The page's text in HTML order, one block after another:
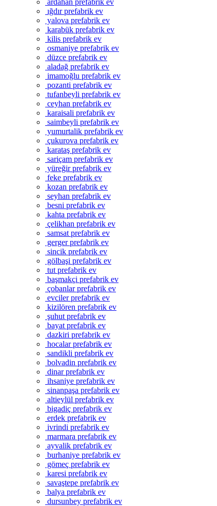
ardahan prefabrik ev
ığdır prefabrik ev
yalova prefabrik ev
karabük prefabrik ev
kilis prefabrik ev
osmaniye prefabrik ev
düzce prefabrik ev
aladağ prefabrik ev
imamoğlu prefabrik ev
pozanti prefabrik ev
tufanbeyli prefabrik ev
ceyhan prefabrik ev
karaisali prefabrik ev
saimbeyli prefabrik ev
yumurtalik prefabrik ev
çukurova prefabrik ev
karataş prefabrik ev
sariçam prefabrik ev
yüreğir prefabrik ev
feke prefabrik ev
kozan prefabrik ev
seyhan prefabrik ev
besni prefabrik ev
kahta prefabrik ev
çelikhan prefabrik ev
samsat prefabrik ev
gerger prefabrik ev
sincik prefabrik ev
gölbaşi prefabrik ev
tut prefabrik ev
başmakçi prefabrik ev
çobanlar prefabrik ev
evciler prefabrik ev
kizilören prefabrik ev
şuhut prefabrik ev
bayat prefabrik ev
dazkiri prefabrik ev
hocalar prefabrik ev
sandikli prefabrik ev
bolvadin prefabrik ev
dinar prefabrik ev
ihsaniye prefabrik ev
sinanpaşa prefabrik ev
altieylül prefabrik ev
bigadiç prefabrik ev
erdek prefabrik ev
ivrindi prefabrik ev
marmara prefabrik ev
ayvalik prefabrik ev
burhaniye prefabrik ev
gömeç prefabrik ev
karesi prefabrik ev
savaştepe prefabrik ev
balya prefabrik ev
dursunbey prefabrik ev